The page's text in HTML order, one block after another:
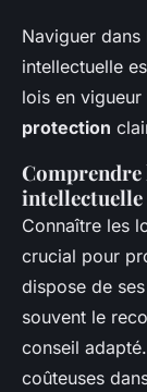
Naviguer dans
intellectuelle
lois en
protection
intellectuelle
Connaître les
crucial pour
dispose de
souvent le
conseil
coûteuses